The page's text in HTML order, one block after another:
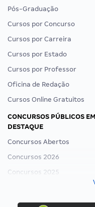
Pós-Graduação
Cursos por Concurso
Cursos por Carreira
Cursos por Estado
Cursos por Professor
Oficina de Redação
Cursos Online Gratuitos
CONCURSOS PÚBLICOS EM
DESTAQUE
Concursos Abertos
Concursos 2026
Concursos 2025
Concurso Ibama